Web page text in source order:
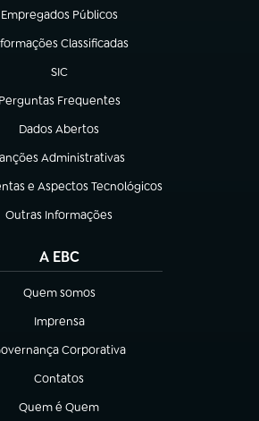
Empregados Públicos
(abre em nova aba)
Classificadas
em nova aba)
SIC
(abre em nova aba)
Perguntas Frequentes
(abre em nova aba)
Dados Abertos
(abre em nova aba)
Administrativas
em nova aba)
e Aspectos Tecnológicos
nova aba)
Outras Informações
(abre em nova aba)
A EBC
Quem somos
(abre em nova aba)
Imprensa
(abre em nova aba)
Corporativa
em nova aba)
Contatos
(abre em nova aba)
Quem é Quem
(abre em nova aba)